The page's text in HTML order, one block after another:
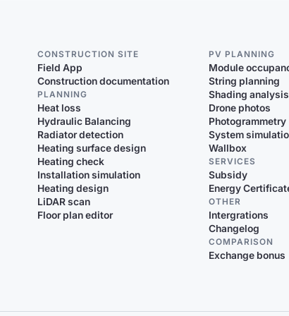
CONSTRUCTION SITE
Field App
Construction documentation
PLANNING
Heat loss
Hydraulic Balancing
Radiator detection
Heating surface design
Heating check
Installation simulation
Heating design
LiDAR scan
Floor plan editor
PV PLANNING
Module
String planning
Shading analysis
Drone photos
Photogrammetry
System
Wallbox
SERVICES
Subsidy
Energy
OTHER
Intergrations
Changelog
COMPARISON
Exchange bonus